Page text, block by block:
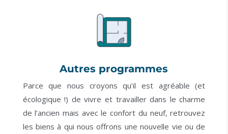
Autres programmes
Parce que nous croyons qu’il est agréable (et
écologique !) de vivre et travailler dans le charme
de l’ancien mais avec le confort du neuf, retrouvez
les biens à qui nous offrons une nouvelle vie ou de